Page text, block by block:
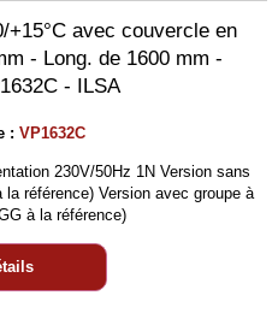
avec couvercle en
- Long. de 1600 mm -
- ILSA
: VP1632C
230V/50Hz 1N Version sans
référence) Version avec groupe à
à la référence)